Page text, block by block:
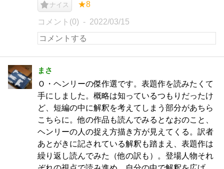
ナイス ★8
コメント(0) 2022/03/15
まさ
Ｏ・ヘンリーの傑作選です。表題作を読みたくて
手にしました。概略は知っているつもりだったけ
ど、短編の中に解釈を考えてしまう部分があちら
こちらに。他の作品も読んでみるとなおのこと、
ヘンリーの人の捉え方描き方が見えてくる。訳者
あとがきに記されている解釈も踏まえ、表題作は
繰り返し読んでみた（他の訳も）。登場人物それ